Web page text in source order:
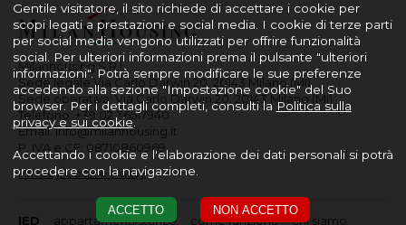
Milanhousing S.R.L.
Sede legale:Via Carlo Darwin 20, 20143 Milano (MI)
Sede operativa: Via Carlo Darwin 20, 20143 Milano (MI)
Telefono: +39 02 36517940
Email:info@milanhousing.it
P. IVA e CF: 08710860969
Privacy/Cookie Policy
IED appartamenti/stanze come funziona chi siamo
Gentile visitatore, il sito richiede di accettare i cookie per
scopi legati a prestazioni e social media. I cookie di terze parti
per social media vengono utilizzati per offrire funzionalità
social. Per ulteriori informazioni prema il pulsante "ulteriori
informazioni". Potrà sempre modificare le sue preferenze
accedendo alla sezione "Impostazione cookie" del Suo
browser. Per i dettagli completi, consulti laPolitica sulla
privacy e sui cookie.
Accettando i cookie e l'elaborazione dei dati personali si potrà
procedere con la navigazione.
ACCETTO NON ACCETTO